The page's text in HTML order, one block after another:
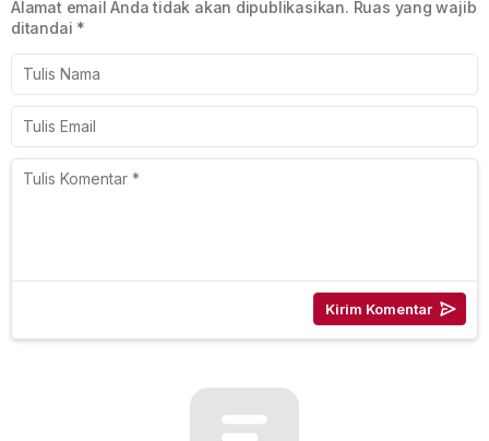
Alamat email Anda tidak akan dipublikasikan. Ruas yang wajib
ditandai *